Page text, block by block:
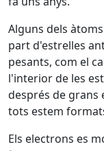
Alguns dels
part d'estrelles
pesants, com el
l'interior de les
després de grans
tots estem
Els electrons es